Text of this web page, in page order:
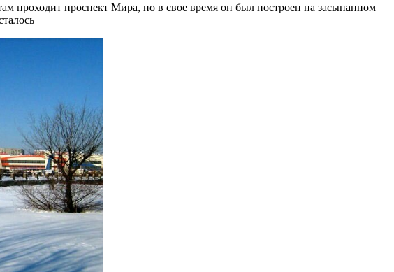
проходит проспект Мира, но в свое время он был построен на засыпанном